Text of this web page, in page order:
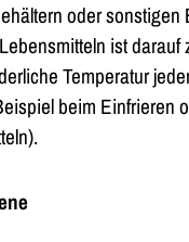
oder sonstigen
ist darauf
Temperatur
beim Einfrieren